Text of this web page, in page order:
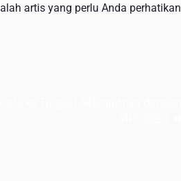
artis yang perlu Anda perhatikan